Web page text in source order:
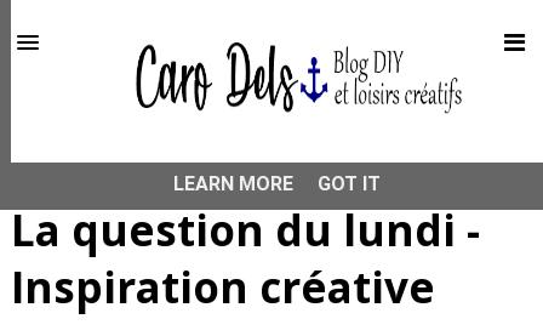
La question du lundi -
Inspiration créative
This site uses cookies from Google to deliver its services
and to analyze traffic. Your IP address and user-agent are
shared with Google along with performance and security
metrics to ensure quality of service, generate usage
LEARN MORE
GOT IT